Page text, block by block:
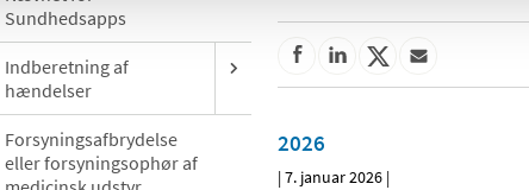
Sundhedsapps
Indberetning af
hændelser
Forsyningsafbrydelse
eller forsyningsophør af
2026
|7. januar 2026 |